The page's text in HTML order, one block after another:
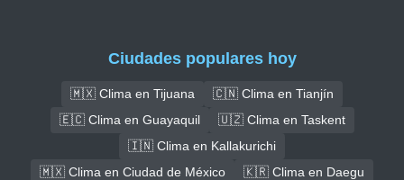
Ciudades populares hoy
🇲🇽 Clima en Tijuana
🇨🇳 Clima en Tianjín
🇪🇨 Clima en Guayaquil
🇺🇿 Clima en Taskent
🇮🇳 Clima en Kallakurichi
🇲🇽 Clima en Ciudad de México
🇰🇷 Clima en Daegu